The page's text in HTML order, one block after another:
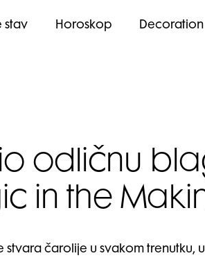
stav Horoskop Decoration
odličnu
in the
stvara čarolije u svakom trenutku,